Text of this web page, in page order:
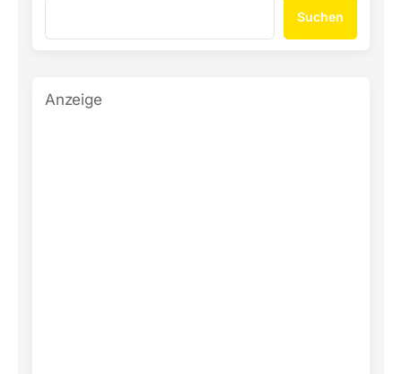
Suchen
Anzeige